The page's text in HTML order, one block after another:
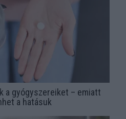
a gyógyszereiket – emiatt
a hatásuk